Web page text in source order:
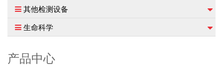
其他检测设备
生命科学
产品中心